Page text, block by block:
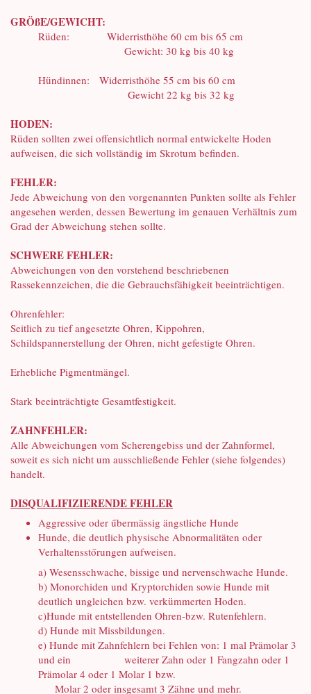
GRÖßE/GEWICHT:
Rüden: Widerristhöhe 60 cm bis 65 cm
Gewicht: 30 kg bis 40 kg
Hündinnen: Widerristhöhe 55 cm bis 60 cm
Gewicht 22 kg bis 32 kg
HODEN:
Rüden sollten zwei offensichtlich normal entwickelte Hoden
aufweisen, die sich vollständig im Skrotum befinden.
FEHLER:
Jede Abweichung von den vorgenannten Punkten sollte als Fehler
angesehen werden, dessen Bewertung im genauen Verhältnis zum
Grad der Abweichung stehen sollte.
SCHWERE FEHLER:
Abweichungen von den vorstehend beschriebenen
Rassekennzeichen, die die Gebrauchsfähigkeit beeinträchtigen.
Ohrenfehler:
Seitlich zu tief angesetzte Ohren, Kippohren,
Schildspannerstellung der Ohren, nicht gefestigte Ohren.
Erhebliche Pigmentmängel.
Stark beeinträchtigte Gesamtfestigkeit.
ZAHNFEHLER:
Alle Abweichungen vom Scherengebiss und der Zahnformel,
soweit es sich nicht um ausschließende Fehler (siehe folgendes)
handelt.
DISQUALIFIZIERENDE FEHLER
Aggressive oder űbermässig ängstliche Hunde
Hunde, die deutlich physische Abnormalitäten oder
Verhaltensstőrungen aufweisen.
a) Wesensschwache, bissige und nervenschwache Hunde.
b) Monorchiden und Kryptorchiden sowie Hunde mit
deutlich ungleichen bzw. verkümmerten Hoden.
c)Hunde mit entstellenden Ohren-bzw. Rutenfehlern.
d) Hunde mit Missbildungen.
e) Hunde mit Zahnfehlern bei Fehlen von: 1 mal Prämolar 3
und ein weiterer Zahn oder 1 Fangzahn oder 1
Prämolar 4 oder 1 Molar 1 bzw.
Molar 2 oder insgesamt 3 Zähne und mehr.